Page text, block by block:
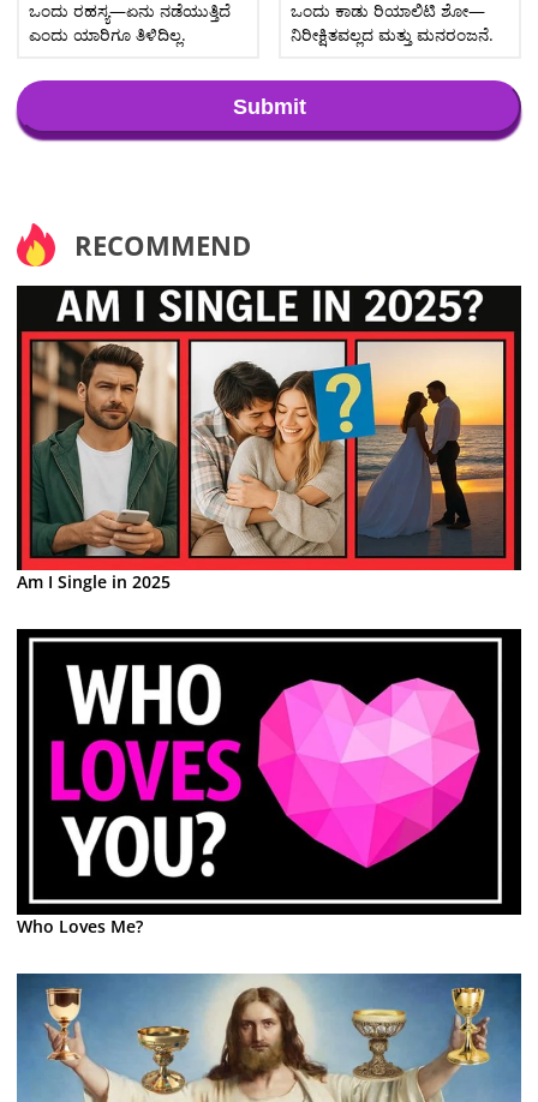
ಒಂದು ರಹಸ್ಯ—ಏನು ನಡೆಯುತ್ತಿದೆ
ಎಂದು ಯಾರಿಗೂ ತಿಳಿದಿಲ್ಲ.
ಒಂದು ಕಾಡು ರಿಯಾಲಿಟಿ ಶೋ—
ನಿರೀಕ್ಷಿತವಲ್ಲದ ಮತ್ತು ಮನರಂಜನೆ.
Submit
RECOMMEND
Am I Single in 2025
Who Loves Me?